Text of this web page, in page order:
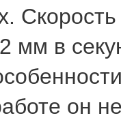
мм в
он